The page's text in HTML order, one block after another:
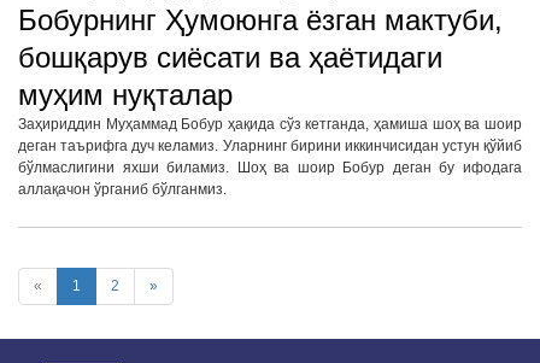
Бобурнинг Ҳумоюнга ёзган мактуби,
бошқарув сиёсати ва ҳаётидаги
муҳим нуқталар
Заҳириддин Муҳаммад Бобур ҳақида сўз кетганда, ҳамиша шоҳ ва шоир
деган таърифга дуч келамиз. Уларнинг бирини иккинчисидан устун қўйиб
бўлмаслигини яхши биламиз. Шоҳ ва шоир Бобур деган бу ифодага
аллақачон ўрганиб бўлганмиз.
« 1 2 »